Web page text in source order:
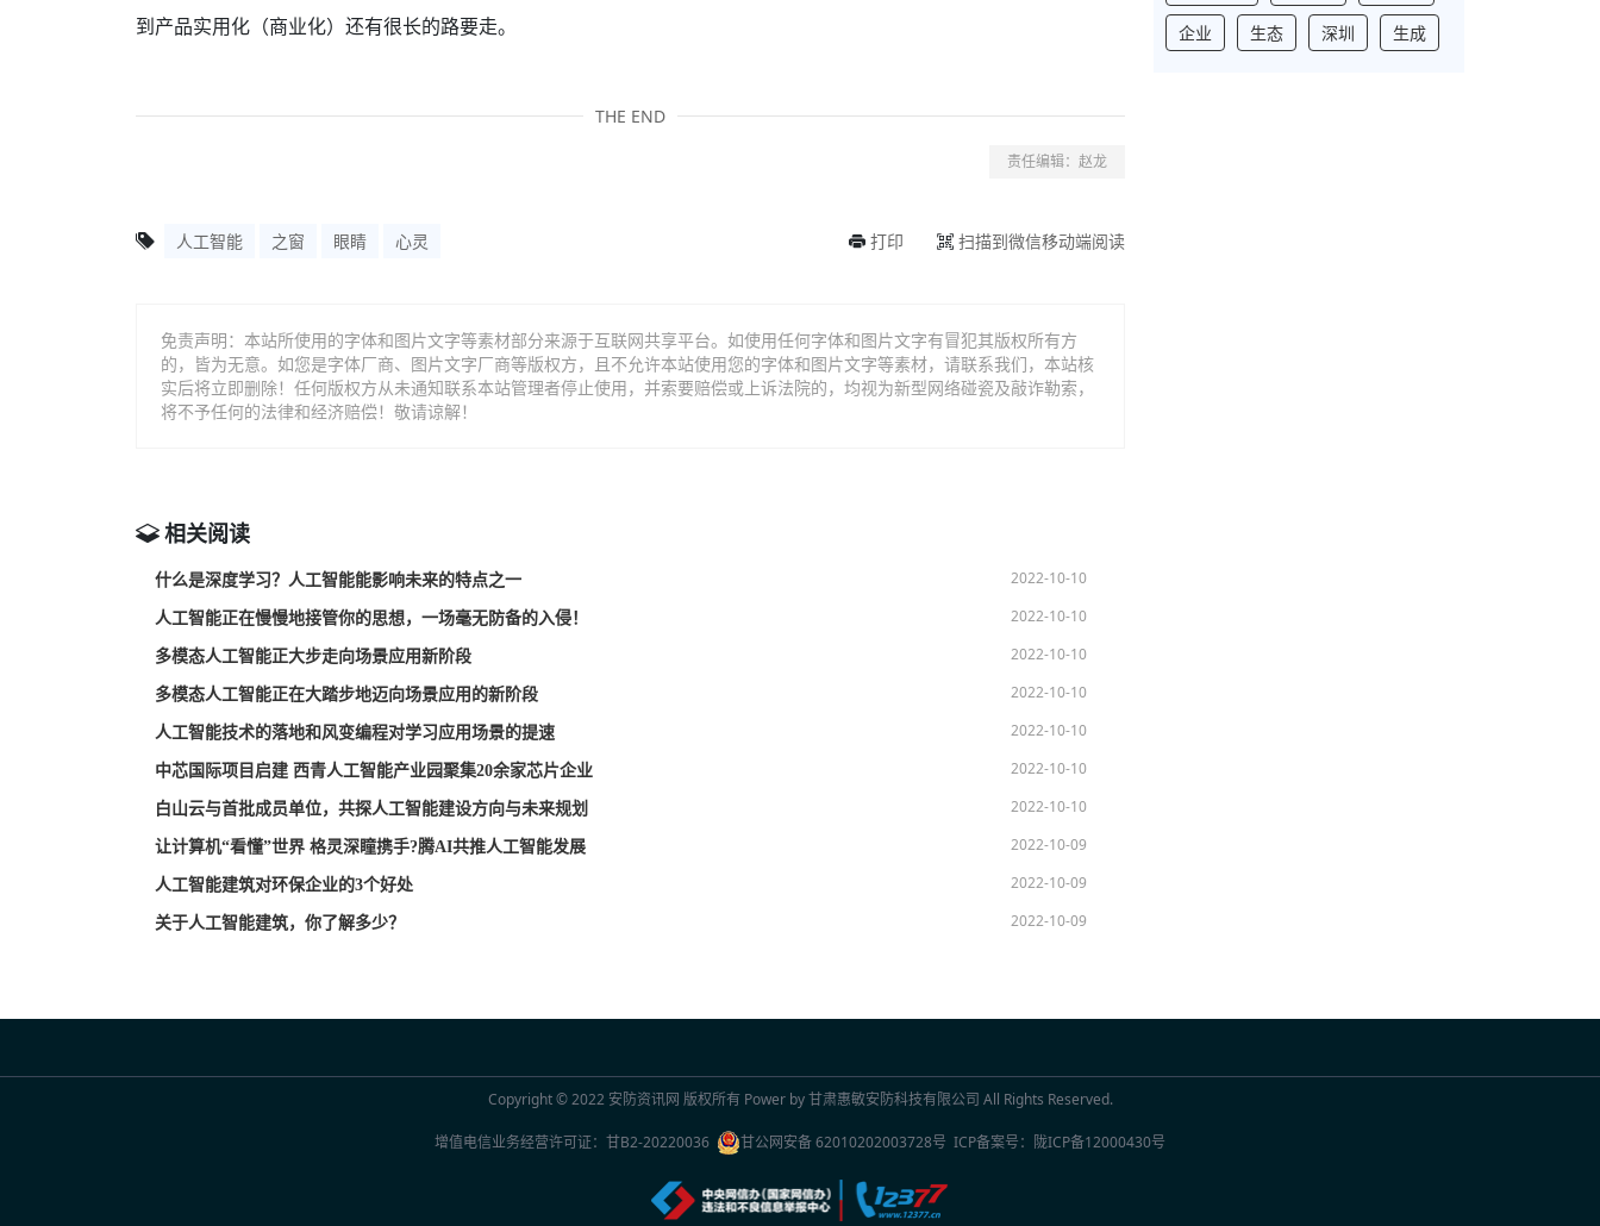
到产品实用化（商业化）还有很长的路要走。
THE END
责任编辑：赵龙
人工智能 之窗 眼睛 心灵 打印 扫描到微信移动端阅读
免责声明：本站所使用的字体和图片文字等素材部分来源于互联网共享平台。如使用任何字体和图片文字有冒犯其版权所有方
的，皆为无意。如您是字体厂商、图片文字厂商等版权方，且不允许本站使用您的字体和图片文字等素材，请联系我们，本站核
实后将立即删除！任何版权方从未通知联系本站管理者停止使用，并索要赔偿或上诉法院的，均视为新型网络碰瓷及敲诈勒索，
将不予任何的法律和经济赔偿！敬请谅解！
相关阅读
什么是深度学习？人工智能能影响未来的特点之一 2022-10-10
人工智能正在慢慢地接管你的思想，一场毫无防备的入侵！ 2022-10-10
多模态人工智能正大步走向场景应用新阶段 2022-10-10
多模态人工智能正在大踏步地迈向场景应用的新阶段 2022-10-10
人工智能技术的落地和风变编程对学习应用场景的提速 2022-10-10
中芯国际项目启建 西青人工智能产业园聚集20余家芯片企业 2022-10-10
白山云与首批成员单位，共探人工智能建设方向与未来规划 2022-10-10
让计算机“看懂”世界 格灵深瞳携手?腾AI共推人工智能发展 2022-10-09
人工智能建筑对环保企业的3个好处 2022-10-09
关于人工智能建筑，你了解多少？ 2022-10-09
企业
生态 深圳 生成
Copyright © 2022 安防资讯网 版权所有 Power by 甘肃惠敏安防科技有限公司 All Rights Reserved.
增值电信业务经营许可证： 甘B2-20220036 甘公网安备 62010202003728号 ICP备案号： 陇ICP备12000430号